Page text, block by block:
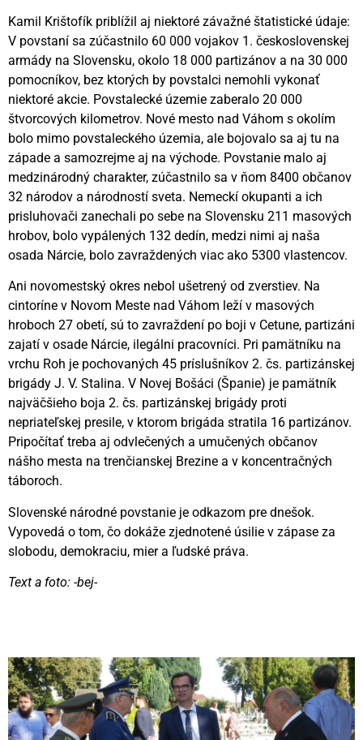
Kamil Krištofík priblížil aj niektoré závažné štatistické údaje:
V povstaní sa zúčastnilo 60 000 vojakov 1. československej
armády na Slovensku, okolo 18 000 partizánov a na 30 000
pomocníkov, bez ktorých by povstalci nemohli vykonať
niektoré akcie. Povstalecké územie zaberalo 20 000
štvorcových kilometrov. Nové mesto nad Váhom s okolím
bolo mimo povstaleckého územia, ale bojovalo sa aj tu na
západe a samozrejme aj na východe. Povstanie malo aj
medzinárodný charakter, zúčastnilo sa v ňom 8400 občanov
32 národov a národností sveta. Nemeckí okupanti a ich
prisluhovači zanechali po sebe na Slovensku 211 masových
hrobov, bolo vypálených 132 dedín, medzi nimi aj naša
osada Nárcie, bolo zavraždených viac ako 5300 vlastencov.
Ani novomestský okres nebol ušetrený od zverstiev. Na
cintoríne v Novom Meste nad Váhom leží v masových
hroboch 27 obetí, sú to zavraždení po boji v Cetune, partizáni
zajatí v osade Nárcie, ilegálni pracovníci. Pri pamätníku na
vrchu Roh je pochovaných 45 príslušníkov 2. čs. partizánskej
brigády J. V. Stalina. V Novej Bošáci (Španie) je pamätník
najväčšieho boja 2. čs. partizánskej brigády proti
nepriateľskej presile, v ktorom brigáda stratila 16 partizánov.
Pripočítať treba aj odvlečených a umučených občanov
nášho mesta na trenčianskej Brezine a v koncentračných
táboroch.
Slovenské národné povstanie je odkazom pre dnešok.
Vypovedá o tom, čo dokáže zjednotené úsilie v zápase za
slobodu, demokraciu, mier a ľudské práva.
Text a foto: -bej-